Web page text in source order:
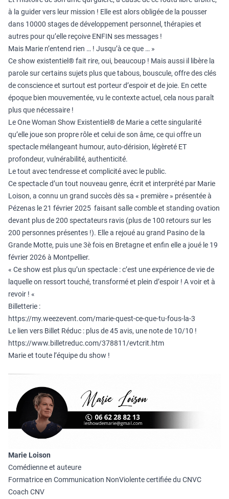
à la guider vers leur mission ! Elle est alors obligée de la pousser
dans 10000 stages de développement personnel, thérapies et
autres pour qu’elle reçoive ENFIN ses messages !
Mais Marie n’entend rien … ! Jusqu’à ce que … »
Ce show existentiel®️ fait rire, oui, beaucoup ! Mais aussi il libère la
parole sur certains sujets plus que tabous, bouscule, offre des clés
de conscience et surtout est porteur d’espoir et de joie. En cette
époque bien mouvementée, vu le contexte actuel, cela nous paraît
plus que nécessaire !
Le One Woman Show Existentiel®️ de Marie a cette singularité
qu’elle joue son propre rôle et celui de son âme, ce qui offre un
spectacle mélangeant humour, auto-dérision, légèreté ET
profondeur, vulnérabilité, authenticité.
Le tout avec tendresse et complicité avec le public.
Ce spectacle d’un tout nouveau genre, écrit et interprété par Marie
Loison, a connu un grand succès dès sa « première » présentée à
Pézenas le 21 février 2025 faisant salle comble et standing ovation
devant plus de 200 spectateurs ravis (plus de 100 retours sur les
200 personnes présentes !). Elle a rejoué au grand Pasino de la
Grande Motte, puis une 3è fois en Bretagne et enfin elle a joué le 19
février 2026 à Montpellier.
« Ce show est plus qu’un spectacle : c’est une expérience de vie de
laquelle on ressort touché, transformé et plein d’espoir ! A voir et à
revoir ! «
Billetterie :
https://my.weezevent.com/marie-quest-ce-que-tu-fous-la-3
Le lien vers Billet Réduc : plus de 45 avis, une note de 10/10 !
https://www.billetreduc.com/378811/evtcrit.htm
Marie et toute l’équipe du show !
Marie Loison
Comédienne et auteure
Formatrice en Communication NonViolente certifiée du CNVC
Coach CNV